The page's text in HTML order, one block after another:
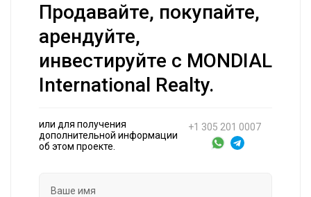
Продавайте, покупайте,
арендуйте,
инвестируйте с MONDIAL
International Realty.
или для получения
дополнительной информации
об этом проекте.
+1 305 201 0007